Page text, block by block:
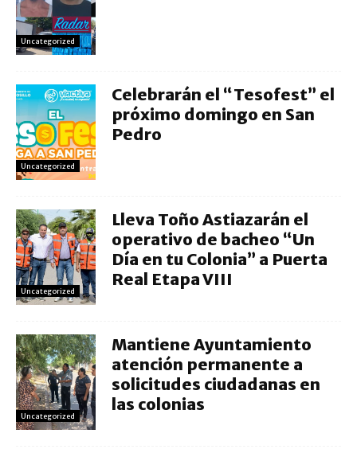
Uncategorized
Uncategorized
Celebrarán el “Tesofest” el
próximo domingo en San
Pedro
Uncategorized
Lleva Toño Astiazarán el
operativo de bacheo “Un
Día en tu Colonia” a Puerta
Real Etapa VIII
Uncategorized
Mantiene Ayuntamiento
atención permanente a
solicitudes ciudadanas en
las colonias